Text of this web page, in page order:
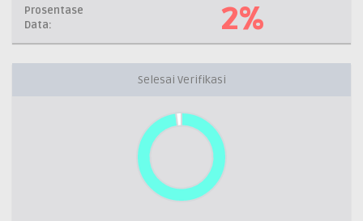
Prosentase
Data:
2%
Selesai Verifikasi